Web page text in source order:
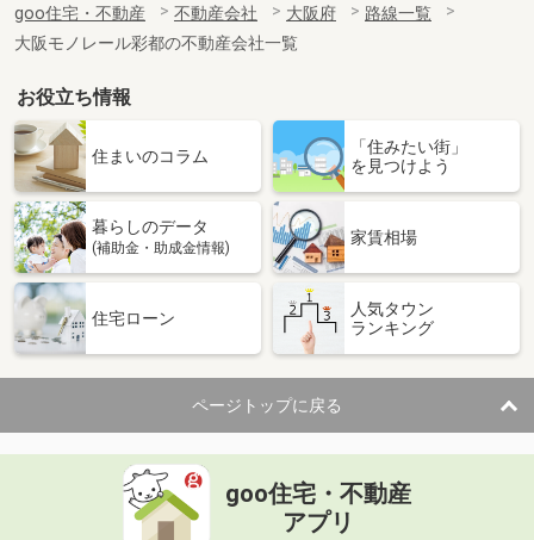
goo住宅・不動産 不動産会社 大阪府
路線一覧
大阪モノレール彩都の不動産会社一覧
お役立ち情報
住まいのコラム
「住みたい街」
を見つけよう
暮らしのデータ
(補助金・助成金情報)
家賃相場
住宅ローン
人気タウン
ランキング
ページトップに戻る
goo住宅・不動産
アプリ